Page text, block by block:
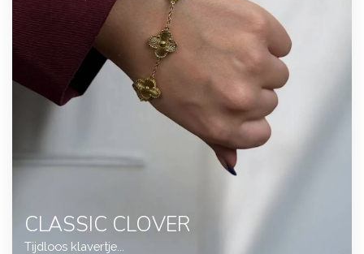
CLASSIC CLOVER
Tijdloos klavertje...